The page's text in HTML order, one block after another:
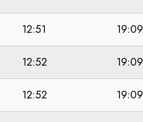
12:51 19:09
12:52 19:09
12:52 19:09